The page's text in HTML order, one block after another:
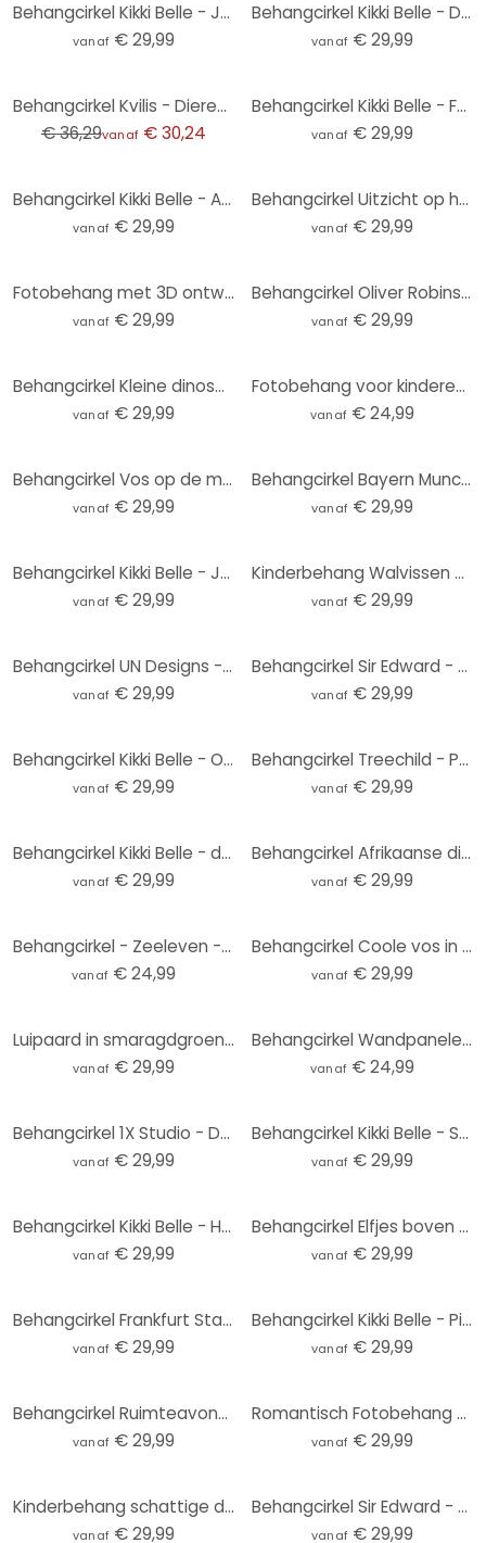
Behangcirkel Kikki Belle - Jungle Cats - vliesbehang/zelfklevend vliesbehang
vanaf € 29,99
Behangcirkel Kikki Belle - Dino Avontuur - vliesbehang/zelfklevend vliesbehang
vanaf € 29,99
Behangcirkel Kvilis - Dierenvrienden in het Bos - vliesbehang/zelfklevend vliesbehang
€ 36,29vanaf € 30,24
Behangcirkel Kikki Belle - Forest Fun - vliesbehang/zelfklevend vliesbehang
vanaf € 29,99
Behangcirkel Kikki Belle - Animals around the World - vliesbehang/zelfklevend vliesbehang
vanaf € 29,99
Behangcirkel Uitzicht op het meer - Keller - vliesbehang/zelfklevend vliesbehang
vanaf € 29,99
Fotobehang met 3D ontwerp - Abstracte ringen beige - Grande - Rond - vliesbehang/zelfklevend vliesbe
vanaf € 29,99
Behangcirkel Oliver Robins - Ark van Noach - vliesbehang/zelfklevend vliesbehang
vanaf € 29,99
Behangcirkel Kleine dinosaurussen op een grote ontdekkingsreis - Oliver Robins - vliesbehang/zelfkle
vanaf € 29,99
Fotobehang voor kinderen zonnestelsel met planeten en aarde - Ms Tiff - Rond - Zelfklevend/niet-gewe
vanaf € 24,99
Behangcirkel Vos op de maan met vallende sterren - Oliver Robins - vliesbehang/zelfklevend vliesbeha
vanaf € 29,99
Behangcirkel Bayern Munchen Stadion - vliesbehang/zelfklevend vliesbehang
vanaf € 29,99
Behangcirkel Kikki Belle - Jungle Paradise - vliesbehang/zelfklevend vliesbehang
vanaf € 29,99
Kinderbehang Walvissen en hun vrienden in de onderwaterwereld - Oliver Robins - Rond - vliesbehang/z
vanaf € 29,99
Behangcirkel UN Designs - Fleur de Paris - vliesbehang/zelfklevend vliesbehang
vanaf € 29,99
Behangcirkel Sir Edward - Magic Flowers - vliesbehang/zelfklevend vliesbehang
vanaf € 29,99
Behangcirkel Kikki Belle - Ocean Life - vliesbehang/zelfklevend vliesbehang
vanaf € 29,99
Behangcirkel Treechild - Pastelkleurige grassen - vliesbehang/zelfklevend vliesbehang
vanaf € 29,99
Behangcirkel Kikki Belle - de Savanne - vliesbehang/zelfklevend vliesbehang
vanaf € 29,99
Behangcirkel Afrikaanse dieren in het regenwoud - Kvilis - vliesbehang/zelfklevend vliesbehang
vanaf € 29,99
Behangcirkel - Zeeleven - vliesbehang/zelfklevend vliesbehang
vanaf € 24,99
Behangcirkel Coole vos in een pak - Magnusson - vliesbehang/zelfklevend vliesbehang
vanaf € 29,99
Luipaard in smaragdgroene jungle Fotobehang - Manovski - Rond - vliesbehang/zelfklevend vliesbehang
vanaf € 29,99
Behangcirkel Wandpanelen met houtlook - vliesbehang/zelfklevend vliesbehang
vanaf € 24,99
Behangcirkel 1X Studio - Duinen - vliesbehang/zelfklevend vliesbehang
vanaf € 29,99
Behangcirkel Kikki Belle - Searching in the Jungle - vliesbehang/zelfklevend vliesbehang
vanaf € 29,99
Behangcirkel Kikki Belle - Herten in het Bos - vliesbehang/zelfklevend vliesbehang
vanaf € 29,99
Behangcirkel Elfjes boven roze wolken - Oliver Robins - vliesbehang/zelfklevend vliesbehang
vanaf € 29,99
Behangcirkel Frankfurt Stadion - vliesbehang/zelfklevend vliesbehang
vanaf € 29,99
Behangcirkel Kikki Belle - Pirate Bay - vliesbehang/zelfklevend vliesbehang
vanaf € 29,99
Behangcirkel Ruimteavontuur met astronauten - Oliver Robins - vliesbehang/zelfklevend vliesbehang
vanaf € 29,99
Romantisch Fotobehang - zonsondergang over strand en zee - Sisi & Seb - Rond - vliesbehang/zelfkleve
vanaf € 29,99
Kinderbehang schattige dieren in het hart van het bos | kinderkamer - Oliver Robins - Rond - vliesbe
vanaf € 29,99
Behangcirkel Sir Edward - Blauwe Weide - vliesbehang/zelfklevend vliesbehang
vanaf € 29,99